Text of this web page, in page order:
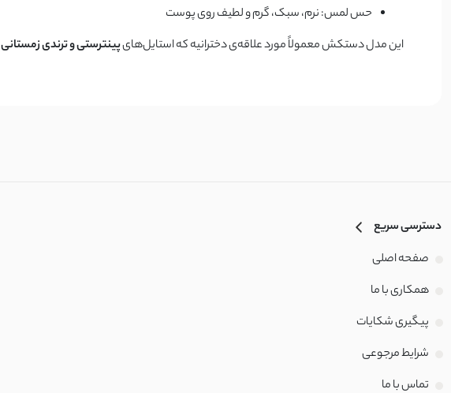
حس لمس: نرم، سبک، گرم و لطیف روی پوست
این مدل دستکش معمولاً مورد علاقه‌ی دخترانیه که استایل‌هایپینترستی و ترندی زمستانی
دسترسی سریع
صفحه اصلی
همکاری با ما
پیگیری شکایات
شرایط مرجوعی
تماس با‌ ما